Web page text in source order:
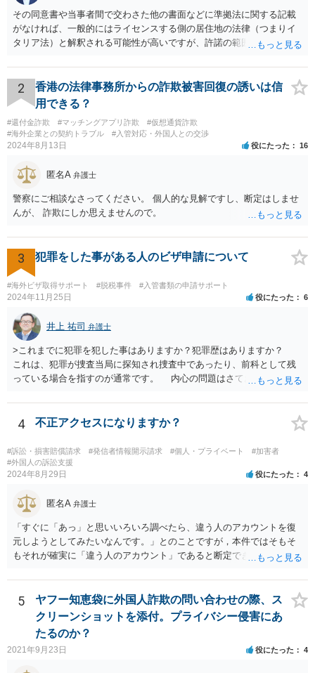
その同意書や当事者間で交わさた他の書面などに準拠法に関する記載
がなければ、一般的にはライセンスする側の居住地の法律（つまりイ
タリア法）と解釈される可能性が高いですが、許諾の範囲が日本国内
あります。 なお、仮に日本法になるとしても、新しい会社との間で契
約が有効かどうかは、ライセンスされた権利の種類（著作権、商標
権、特許権など）や契約の時期などを見て判断する必要があります。
いずれにせよ具体的事情が分からないと確定的な回答は難しいと思わ
れますので、弁護士に直接相談されることをお勧めします。
2
香港の法律事務所からの詐欺被害回復の誘いは信
用できる？
#還付金詐欺 #マッチングアプリ詐欺
#仮想通貨詐欺
#海外企業との契約トラブル
#入管対応・外国人との交渉
2024年8月13日 役にたった 16
匿名A 弁護士
警察にご相談なさってください。 個人的な見解ですし、断定はしませ
んが、 詐欺にしか思えませんので。
3 犯罪をした事がある人のビザ申請について
#海外ビザ取得サポート #脱税事件 #入管書類の申請サポート
2024年11月25日 役にたった 6
井上 祐司 弁護士
>これまでに犯罪を犯した事はありますか？犯罪歴はありますか？
これは、犯罪が捜査当局に探知され捜査中であったり、前科として残
っている場合を指すのが通常です。 内心の問題はさておき、ご質問
4 不正アクセスになりますか？
#訴訟・損害賠償請求 #発信者情報開示請求 #個人・プライベート
#加害者
#外国人の訴訟支援
2024年8月29日 役にたった 4
匿名A 弁護士
「すぐに「あっ」と思いいろいろ調べたら、違う人のアカウントを復
元しようとしてみたいなんです。」とのことですが，本件ではそもそ
もそれが確実に「違う人のアカウント」であると断定できていません
できません。余計な心配でしょう。
5
ヤフー知恵袋に外国人詐欺の問い合わせの際、ス
クリーンショットを添付。プライバシー侵害にあ
たるのか？
2021年9月23日 役にたった 4